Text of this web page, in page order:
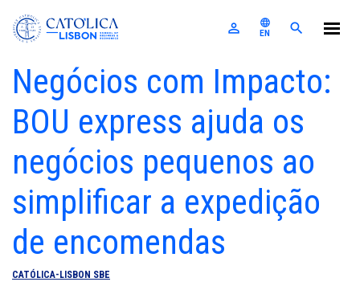
Skip to main content
Católica-Lisbon SBE
perm_identity language
EN search
A Escola
Programas
Para empresas
Investigação
Notícias e Eventos
Alumni
Nexus
Login
Negócios com Impacto:
BOU express ajuda os
negócios pequenos ao
simplificar a expedição
de encomendas
CATÓLICA-LISBON SBE